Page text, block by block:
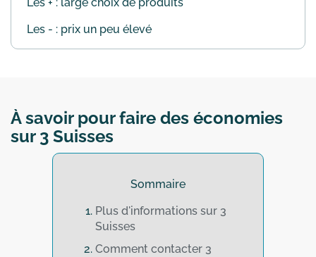
Les + : large choix de produits
Les - : prix un peu élevé
À savoir pour faire des économies
sur 3 Suisses
Sommaire
Plus d'informations sur 3
Suisses
Comment contacter 3